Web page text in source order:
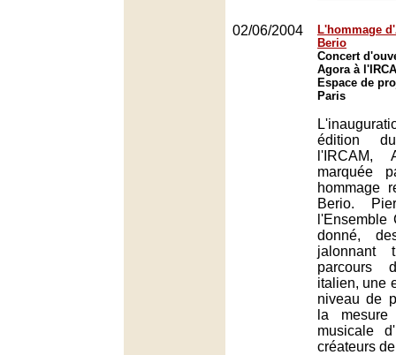
02/06/2004
L'hommage
Berio
Concert
Agora à
Espace de
Paris
édition
marquée
hommage
Berio.
l'Ensemble
donné,
jalonnant
parcours
italien, une
niveau de
la
musicale
créateurs